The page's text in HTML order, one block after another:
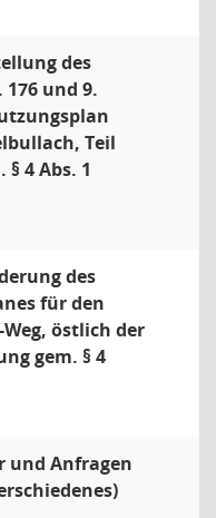
des
und 9.
Teil
4 Abs. 1
des
für den
östlich der
gem. § 4
und Anfragen